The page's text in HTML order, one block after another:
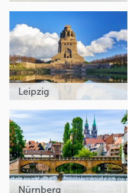
Leipzig
Nürnberg